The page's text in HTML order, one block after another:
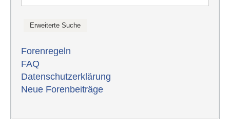
Forenregeln
FAQ
Datenschutzerklärung
Neue Forenbeiträge